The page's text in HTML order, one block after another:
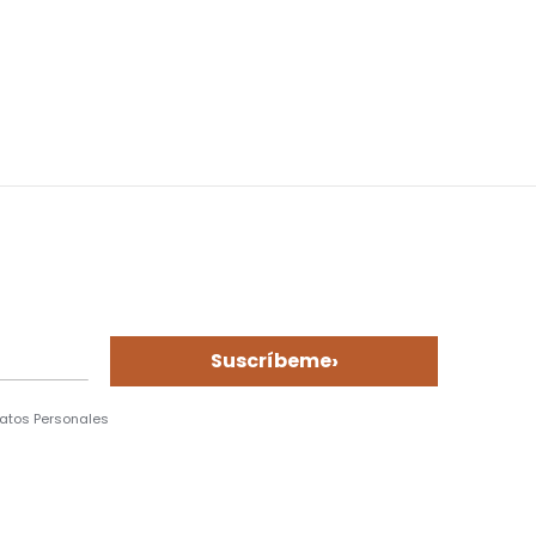
Suscríbeme›
Personales